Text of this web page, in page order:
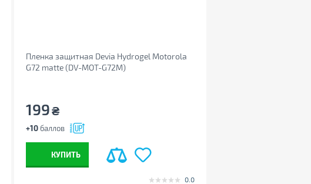
Пленка защитная Devia Hydrogel Motorola
G72 matte (DV-MOT-G72M)
199₴
+10 баллов
КУПИТЬ
0.0